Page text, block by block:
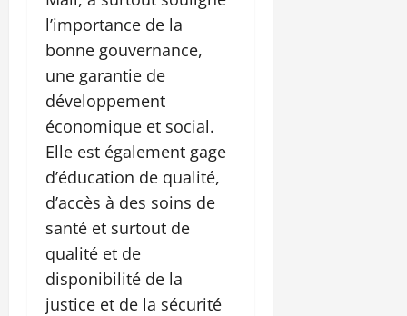
l’importance de la
bonne gouvernance,
une garantie de
développement
économique et social.
Elle est également gage
d’éducation de qualité,
d’accès à des soins de
santé et surtout de
qualité et de
disponibilité de la
justice et de la sécurité